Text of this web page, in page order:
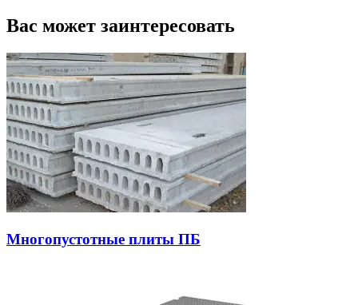
Вас может заинтересовать
Многопустотные плиты ПБ